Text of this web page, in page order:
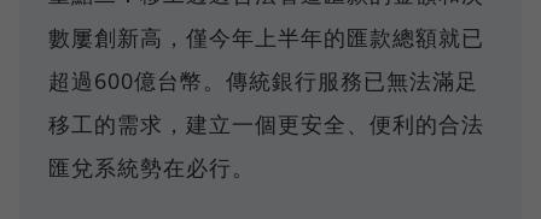
數屢創新高，僅今年上半年的匯款總額就已
超過600億台幣。傳統銀行服務已無法滿足
移工的需求，建立一個更安全、便利的合法
匯兌系統勢在必行。